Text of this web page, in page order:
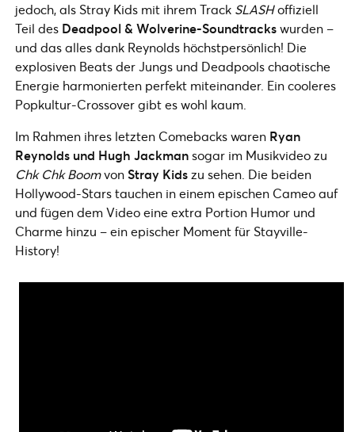
jedoch, als Stray Kids mit ihrem Track SLASHoffiziell
Teil des Deadpool & Wolverine-Soundtrackswurden –
und das alles dank Reynolds höchstpersönlich! Die
explosiven Beats der Jungs und Deadpools chaotische
Energie harmonierten perfekt miteinander. Ein cooleres
Popkultur-Crossover gibt es wohl kaum.
Im Rahmen ihres letzten Comebacks waren Ryan
Reynolds und Hugh Jackmansogar im Musikvideo zu
Chk Chk Boomvon Stray Kidszu sehen. Die beiden
Hollywood-Stars tauchen in einem epischen Cameo auf
und fügen dem Video eine extra Portion Humor und
Charme hinzu – ein epischer Moment für Stayville-
History!